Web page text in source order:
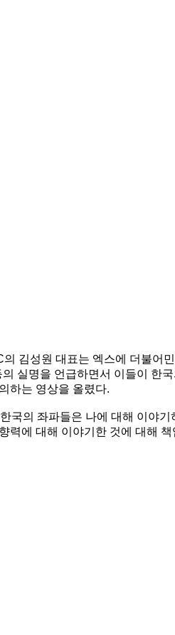
김성원 대표는 엑스에 더불어
실명을 언급하면서 이들이 한
하는 영상을 올렸다.
국의 좌파들은 나에 대해 이야
력에 대해 이야기한 것에 대해